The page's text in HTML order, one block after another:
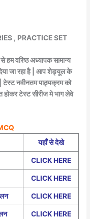
, PRACTICE SET
हम वरिष्ठ अध्यापक सामान्य
जा रहा है | आप शेड्यूल के
टेस्ट नवीनतम पाठ्यक्रम को
होकर टेस्ट सीरीज मे भाग लेवे
यहाँ से देखे
CLICK HERE
CLICK HERE
CLICK HERE
CLICK HERE